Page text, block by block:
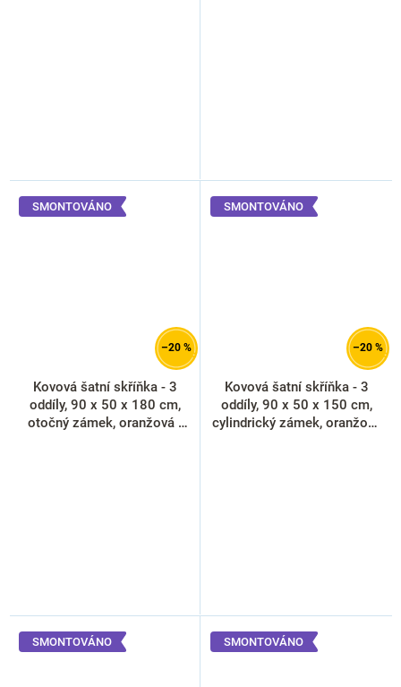
SMONTOVÁNO
–20 %
Kovová šatní skříňka - 3
oddíly, 90 x 50 x 180 cm,
otočný zámek, oranžová -
SMONTOVÁNO
–20 %
Kovová šatní skříňka - 3
oddíly, 90 x 50 x 150 cm,
cylindrický zámek, oranžová
SMONTOVÁNO SMONTOVÁNO